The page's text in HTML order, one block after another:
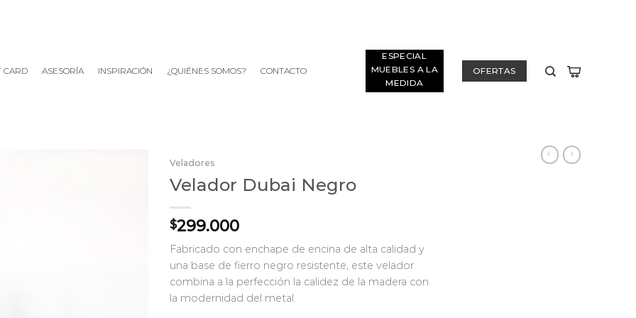
CARD ASESORÍA INSPIRACIÓN ¿QUIÉNES SOMOS? CONTACTO
ESPECIAL
MUEBLES A LA
MEDIDA
OFERTAS
Veladores
Velador Dubai Negro
$299.000
Fabricado con enchape de encina de alta calidad y
una base de fierro negro resistente, este velador
combina a la perfección la calidez de la madera con
la modernidad del metal.